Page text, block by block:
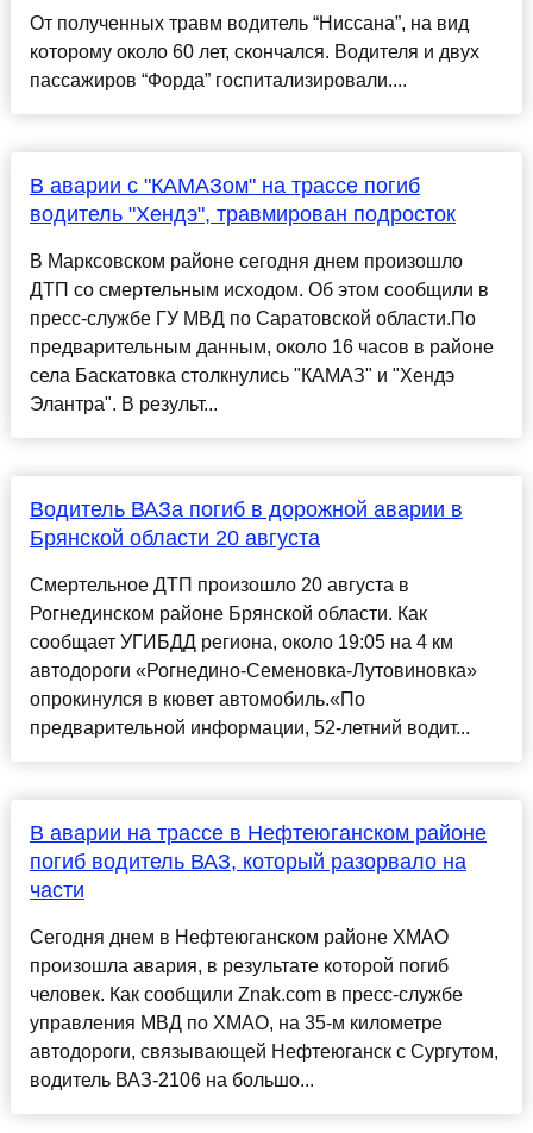
От полученных травм водитель “Ниссана”, на вид
которому около 60 лет, скончался. Водителя и двух
пассажиров “Форда” госпитализировали....
В аварии с "КАМАЗом" на трассе погиб
водитель "Хендэ", травмирован подросток
В Марксовском районе сегодня днем произошло
ДТП со смертельным исходом. Об этом сообщили в
пресс-службе ГУ МВД по Саратовской области.По
предварительным данным, около 16 часов в районе
села Баскатовка столкнулись "КАМАЗ" и "Хендэ
Элантра". В результ...
Водитель ВАЗа погиб в дорожной аварии в
Брянской области 20 августа
Смертельное ДТП произошло 20 августа в
Рогнединском районе Брянской области. Как
сообщает УГИБДД региона, около 19:05 на 4 км
автодороги «Рогнедино-Семеновка-Лутовиновка»
опрокинулся в кювет автомобиль.«По
предварительной информации, 52-летний водит...
В аварии на трассе в Нефтеюганском районе
погиб водитель ВАЗ, который разорвало на
части
Сегодня днем в Нефтеюганском районе ХМАО
произошла авария, в результате которой погиб
человек. Как сообщили Znak.com в пресс-службе
управления МВД по ХМАО, на 35-м километре
автодороги, связывающей Нефтеюганск с Сургутом,
водитель ВАЗ-2106 на большо...